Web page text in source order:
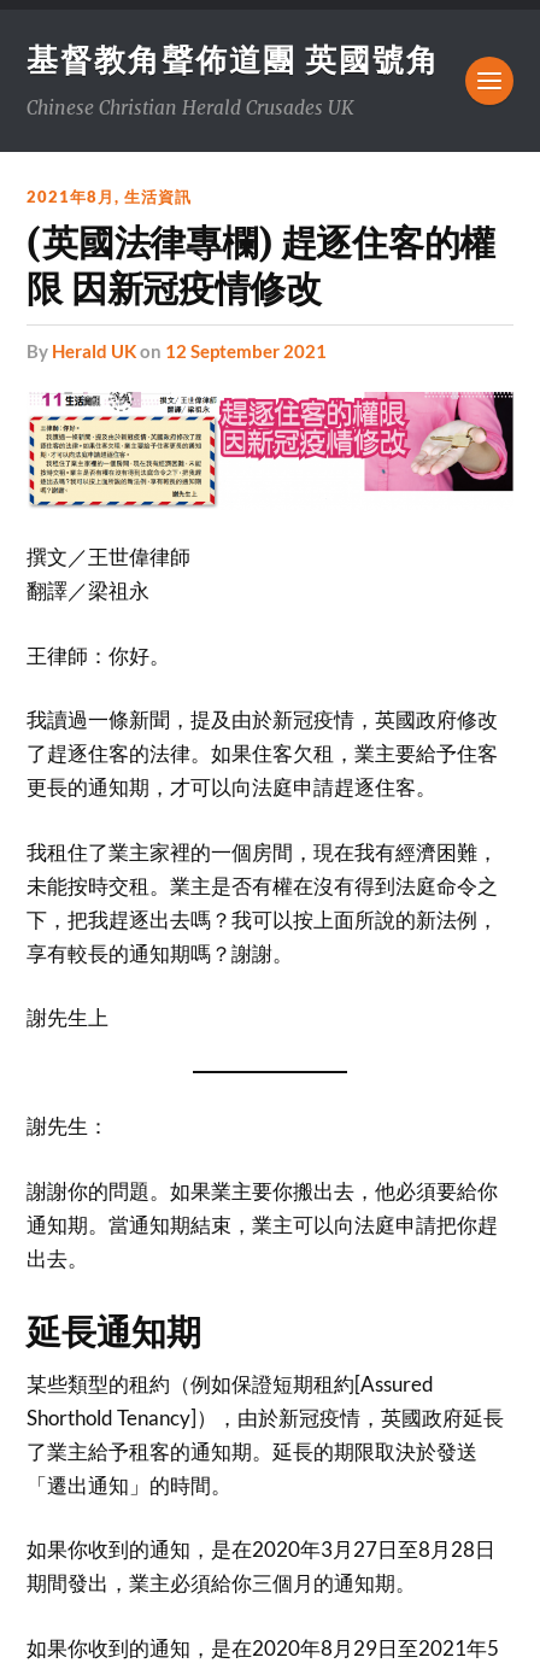
基督教角聲佈道團 英國號角
Chinese Christian Herald Crusades UK
2021年8月,生活資訊
(英國法律專欄) 趕逐住客的權
限 因新冠疫情修改
by Herald UKon 12 September 2021
撰文／王世偉律師
翻譯／梁祖永
王律師：你好。
我讀過一條新聞，提及由於新冠疫情，英國政府修改
了趕逐住客的法律。如果住客欠租，業主要給予住客
更長的通知期，才可以向法庭申請趕逐住客。
我租住了業主家裡的一個房間，現在我有經濟困難，
未能按時交租。業主是否有權在沒有得到法庭命令之
下，把我趕逐出去嗎？我可以按上面所說的新法例，
享有較長的通知期嗎？謝謝。
謝先生上
謝先生：
謝謝你的問題。如果業主要你搬出去，他必須要給你
通知期。當通知期結束，業主可以向法庭申請把你趕
出去。
延長通知期
某些類型的租約（例如保證短期租約[Assured
Shorthold Tenancy]），由於新冠疫情，英國政府延長
了業主給予租客的通知期。延長的期限取決於發送
「遷出通知」的時間。
如果你收到的通知，是在2020年3月27日至8月28日
期間發出，業主必須給你三個月的通知期。
如果你收到的通知，是在2020年8月29日至2021年5